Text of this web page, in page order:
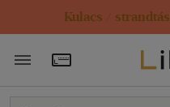
Kulacs /
Törzsvásárlói